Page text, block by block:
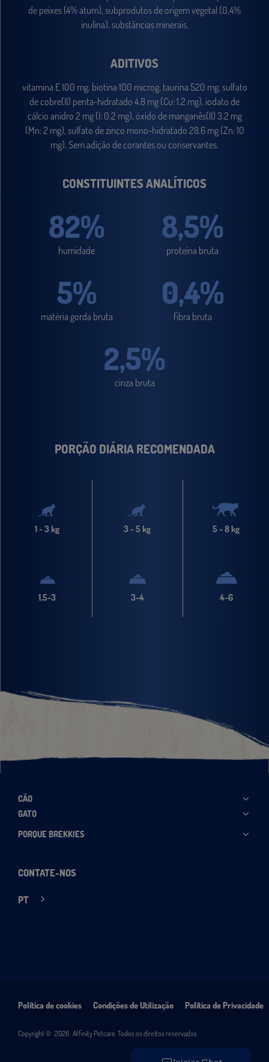
de peixes (4% atum), subprodutos de origem vegetal (0,4%
inulina), substâncias minerais.
ADITIVOS
vitamina E 100 mg, biotina 100 microg, taurina 520 mg, sulfato
de cobre(II) penta-hidratado 4.8 mg (Cu: 1.2 mg), iodato de
cálcio anidro 2 mg (I: 0.2 mg), óxido de manganês(II) 3.2 mg
(Mn: 2 mg), sulfato de zinco mono-hidratado 28.6 mg (Zn: 10
mg), Sem adição de corantes ou conservantes.
CONSTITUINTES ANALÍTICOS
82%
humidade
8,5%
proteína bruta
5%
matéria gorda bruta
0,4%
fibra bruta
2,5%
cinza bruta
PORÇÃO DIÁRIA RECOMENDADA
1 - 3 kg 3 - 5 kg 5 - 8 kg
1,5-3 3-4 4-6
CÃO
GATO
PORQUE BREKKIES
CONTATE-NOS
PT
Política de cookies Condições de Utilização Política de Privacidade
Copyright © 2026 Affinity Petcare. Todos os direitos reservados